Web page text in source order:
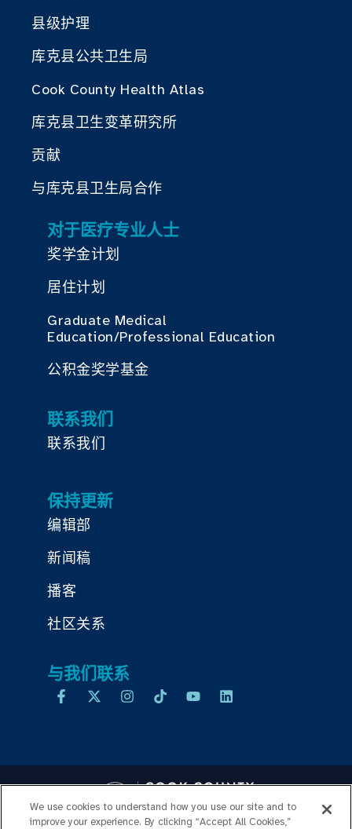
县级护理
库克县公共卫生局
Cook County Health Atlas
库克县卫生变革研究所
贡献
与库克县卫生局合作
对于医疗专业人士
奖学金计划
居住计划
Graduate Medical
Education/Professional Education
公积金奖学基金
联系我们
联系我们
保持更新
编辑部
新闻稿
播客
社区关系
与我们联系
We use cookies to understand how you use our site and to
improve your experience. By clicking “Accept All Cookies,”